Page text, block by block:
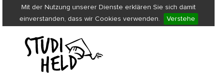
Mit der Nutzung unserer Dienste erklären Sie sich damit
einverstanden, dass wir Cookies verwenden.
Verstehe